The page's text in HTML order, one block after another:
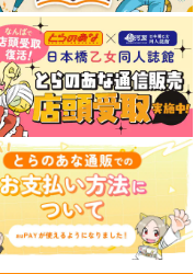
サンプル
作品詳細